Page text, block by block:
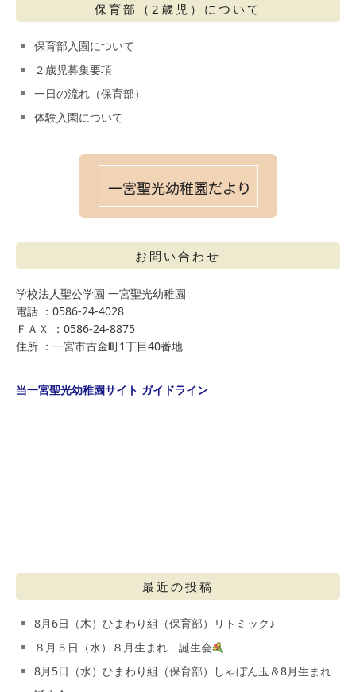
保育部（2歳児）について
保育部入園について
２歳児募集要項
一日の流れ（保育部）
体験入園について
お問い合わせ
学校法人聖公学園 一宮聖光幼稚園
電話 ：0586-24-4028
ＦＡＸ ：0586-24-8875
住所 ：一宮市古金町1丁目40番地
当一宮聖光幼稚園サイト ガイドライン
最近の投稿
8月6日（木）ひまわり組（保育部）リトミック♪
８月５日（水）８月生まれ 誕生会
8月5日（水）ひまわり組（保育部）しゃぼん玉＆8月生まれ